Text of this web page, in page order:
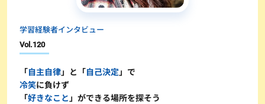
学習経験者インタビュー
Vol.120
「自主自律」と「自己決定 」で
冷笑に負けず
「好きなこと 」ができる場所を探そう